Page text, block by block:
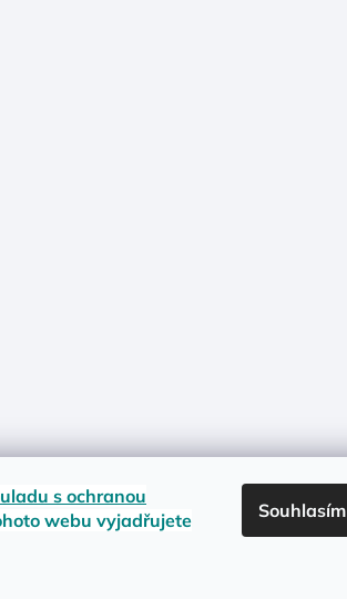
s ochranou
webu vyjadřujete
Souhlasím